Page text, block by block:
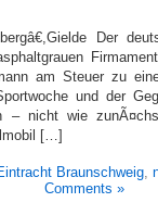
Der
am Steuer zu
und der
– nicht wie
[…]
Braunschweig,
Comments »